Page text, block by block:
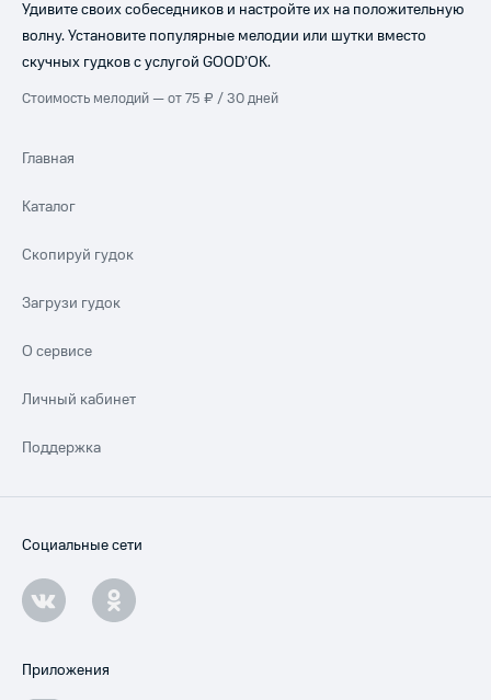
Удивите своих собеседников и настройте их на положительную
волну. Установите популярные мелодии или шутки вместо
скучных гудков с услугой GOOD’OK.
Стоимость мелодий — от 75 ₽ / 30 дней
Главная
Каталог
Скопируй гудок
Загрузи гудок
О сервисе
Личный кабинет
Поддержка
Социальные сети
Приложения